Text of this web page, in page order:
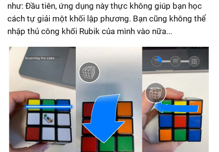
như: Đầu tiên, ứng dụng này thực không giúp bạn học
cách tự giải một khối lập phương. Bạn cũng không thể
nhập thủ công khối Rubik của mình vào nữa...